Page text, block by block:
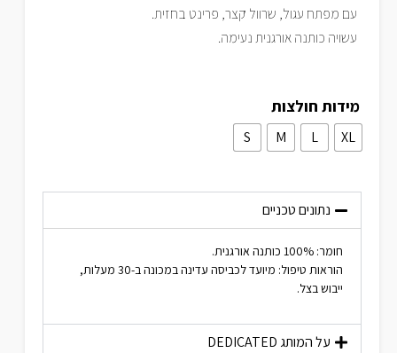
עם מפתח עגול, שרוול קצר, פרינט בחזית.
עשויה כותנה אורגנית נעימה.
מידות חולצות
XL
L
M
S
נתונים טכניים
חומר: 100% כותנה אורגנית.
הוראות טיפול: מיועד לכביסה עדינה במכונה ב-30 מעלות,
ייבוש בצל.
על המותג DEDICATED